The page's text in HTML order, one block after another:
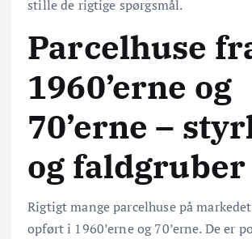
stille de rigtige spørgsmål.
Parcelhuse
1960’erne og
70’erne –
og faldgruber
Rigtigt mange parcelhuse på
opført i 1960’erne og 70’erne. De er